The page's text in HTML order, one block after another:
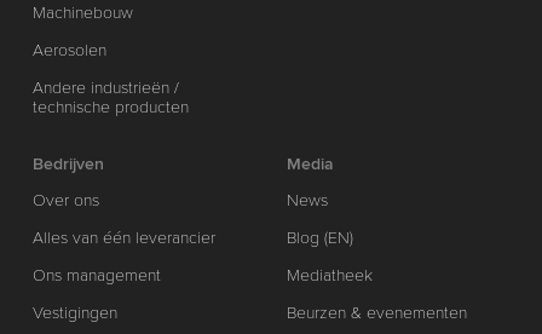
Machinebouw
Aerosolen
Andere industrieën /
technische producten
Bedrijven
Over ons
Alles van één leverancier
Ons management
Vestigingen
Media
News
Blog (EN)
Mediatheek
Beurzen & evenementen